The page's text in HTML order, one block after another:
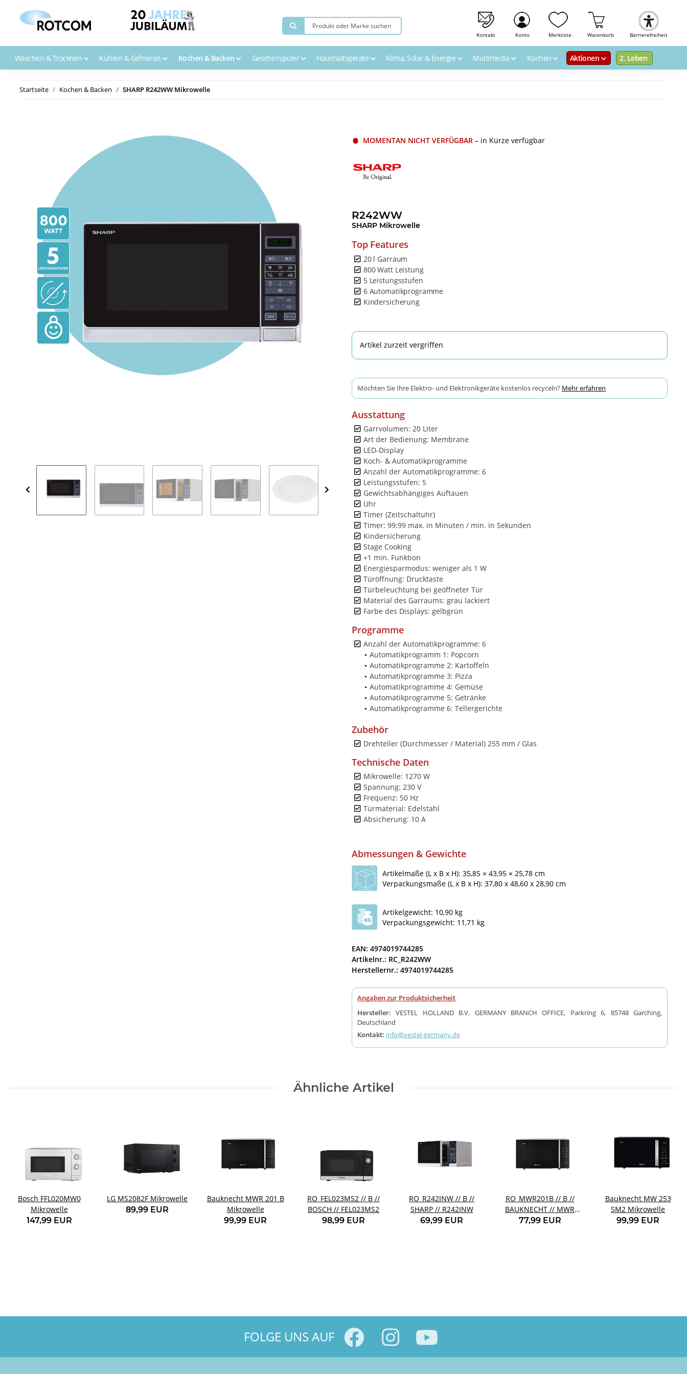
Kontakt Konto Merkliste Warenkorb Barrierefreiheit
Waschen & Trocknen Kühlen & Gefrieren Kochen & Backen Geschirrspüler Haushaltsgeräte Klima, Solar & Energie Multimedia Küchen Aktionen 2. Leben
Startseite Kochen & Backen SHARP R242WW Mikrowelle
MOMENTAN NICHT VERFÜGBAR – in Kürze verfügbar
R242WW
SHARP Mikrowelle
Top Features
20 l Garraum
800 Watt Leistung
5 Leistungsstufen
6 Automatikprogramme
Kindersicherung
Artikel zurzeit vergriffen
Möchten Sie Ihre Elektro- und Elektronikgeräte kostenlos recyceln? Mehr erfahren
Ausstattung
Garrvolumen: 20 Liter
Art der Bedienung: Membrane
LED-Display
Koch- & Automatikprogramme
Anzahl der Automatikprogramme: 6
Leistungsstufen: 5
Gewichtsabhängiges Auftauen
Uhr
Timer (Zeitschaltuhr)
Timer: 99:99 max. in Minuten / min. in Sekunden
Kindersicherung
Stage Cooking
+1 min. Funktion
Energiesparmodus: weniger als 1 W
Türöffnung: Drucktaste
Türbeleuchtung bei geöffneter Tür
Material des Garraums: grau lackiert
Farbe des Displays: gelbgrün
Programme
Anzahl der Automatikprogramme: 6
Automatikprogramm 1: Popcorn
Automatikprogramme 2: Kartoffeln
Automatikprogramme 3: Pizza
Automatikprogramme 4: Gemüse
Automatikprogramme 5: Getränke
Automatikprogramme 6: Tellergerichte
Zubehör
Drehteller (Durchmesser / Material) 255 mm / Glas
Technische Daten
Mikrowelle: 1270 W
Spannung: 230 V
Frequenz: 50 Hz
Türmaterial: Edelstahl
Absicherung: 10 A
Abmessungen & Gewichte
Artikelmaße (L x B x H): 35,85 × 43,95 × 25,78 cm
Verpackungsmaße (L x B x H): 37,80 x 48,60 x 28,90 cm
Artikelgewicht: 10,90 kg
Verpackungsgewicht: 11,71 kg
EAN: 4974019744285
Artikelnr.: RC_R242WW
Herstellernr.: 4974019744285
Angaben zur Produktsicherheit
Hersteller: VESTEL HOLLAND B.V. GERMANY BRANCH OFFICE, Parkring 6, 85748 Garching,
Deutschland
Kontakt: info@vestel-germany.de
Ähnliche Artikel
Bosch FFL020MW0
Mikrowelle
147,99 EUR
LG MS2082F Mikrowelle
89,99 EUR
Bauknecht MWR 201 B
Mikrowelle
99,99 EUR
RO_FEL023MS2 // B //
BOSCH // FEL023MS2
98,99 EUR
RO_R242INW // B //
SHARP // R242INW
69,99 EUR
RO_MWR201B // B //
BAUKNECHT // MWR
201 B
77,99 EUR
Bauknecht MW 253
SM2 Mikrowelle
99,99 EUR
FOLGE UNS AUF